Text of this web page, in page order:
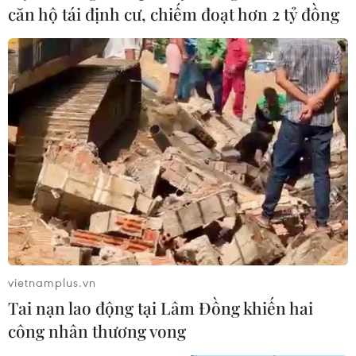
Libya tiến gần hơn tới mục tiêu khai
thác 2 triệu thùng dầu mỗi ngày
08/08/2026 00:12
Những tư duy mới về
phát triển quốc gia biển mạnh
07/08/2026 23:55
Canada, Mỹ đàm phán thỏa thuận
thương mại tạm thời nhằm hạ nhiệt
căng thẳng
07/08/2026 23:53
căn hộ tái định cư, chiếm đoạt hơn 2 tỷ đồng
vietnamplus.vn
Tai nạn lao động tại Lâm Đồng khiến hai
công nhân thương vong